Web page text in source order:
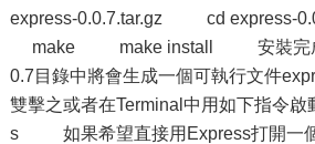
express-0.0.7.tar.gz cd
make make install 安裝完成
0.7目錄中將會生成一個可執行文件
雙擊之或者在Terminal中用如下指
s 如果希望直接用Express打開一個